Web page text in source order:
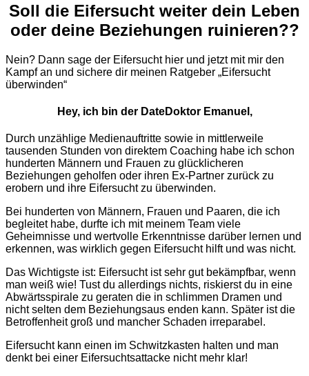
Soll die Eifersucht weiter dein Leben
oder deine Beziehungen ruinieren??
Nein? Dann sage der Eifersucht hier und jetzt mit mir den
Kampf an und sichere dir meinen Ratgeber „Eifersucht
überwinden“
Hey, ich bin der DateDoktor Emanuel,
Durch unzählige Medienauftritte sowie in mittlerweile
tausenden Stunden von direktem Coaching habe ich schon
hunderten Männern und Frauen zu glücklicheren
Beziehungen geholfen oder ihren Ex-Partner zurück zu
erobern und ihre Eifersucht zu überwinden.
Bei hunderten von Männern, Frauen und Paaren, die ich
begleitet habe, durfte ich mit meinem Team viele
Geheimnisse und wertvolle Erkenntnisse darüber lernen und
erkennen, was wirklich gegen Eifersucht hilft und was nicht.
Das Wichtigste ist: Eifersucht ist sehr gut bekämpfbar, wenn
man weiß wie! Tust du allerdings nichts, riskierst du in eine
Abwärtsspirale zu geraten die in schlimmen Dramen und
nicht selten dem Beziehungsaus enden kann. Später ist die
Betroffenheit groß und mancher Schaden irreparabel.
Eifersucht kann einen im Schwitzkasten halten und man
denkt bei einer Eifersuchtsattacke nicht mehr klar!